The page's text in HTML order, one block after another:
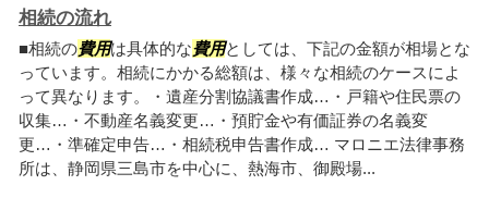
相続の流れ
■相続の費用は具体的な費用としては、下記の金額が相場とな
っています。相続にかかる総額は、様々な相続のケースによ
って異なります。・遺産分割協議書作成…・戸籍や住民票の
収集…・不動産名義変更…・預貯金や有価証券の名義変
更…・準確定申告…・相続税申告書作成… マロニエ法律事務
所は、静岡県三島市を中心に、熱海市、御殿場...